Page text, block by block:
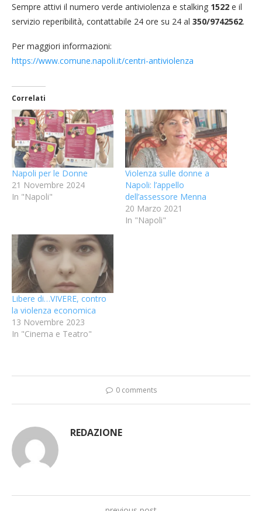
Sempre attivi il numero verde antiviolenza e stalking 1522 e il
servizio reperibilità, contattabile 24 ore su 24 al 350/9742562.
Per maggiori informazioni:
https://www.comune.napoli.it/centri-antiviolenza
Correlati
Napoli per le Donne
21 Novembre 2024
In "Napoli"
Violenza sulle donne a
Napoli: l’appello
dell’assessore Menna
20 Marzo 2021
In "Napoli"
Libere di…VIVERE, contro
la violenza economica
13 Novembre 2023
In "Cinema e Teatro"
0 comments
REDAZIONE